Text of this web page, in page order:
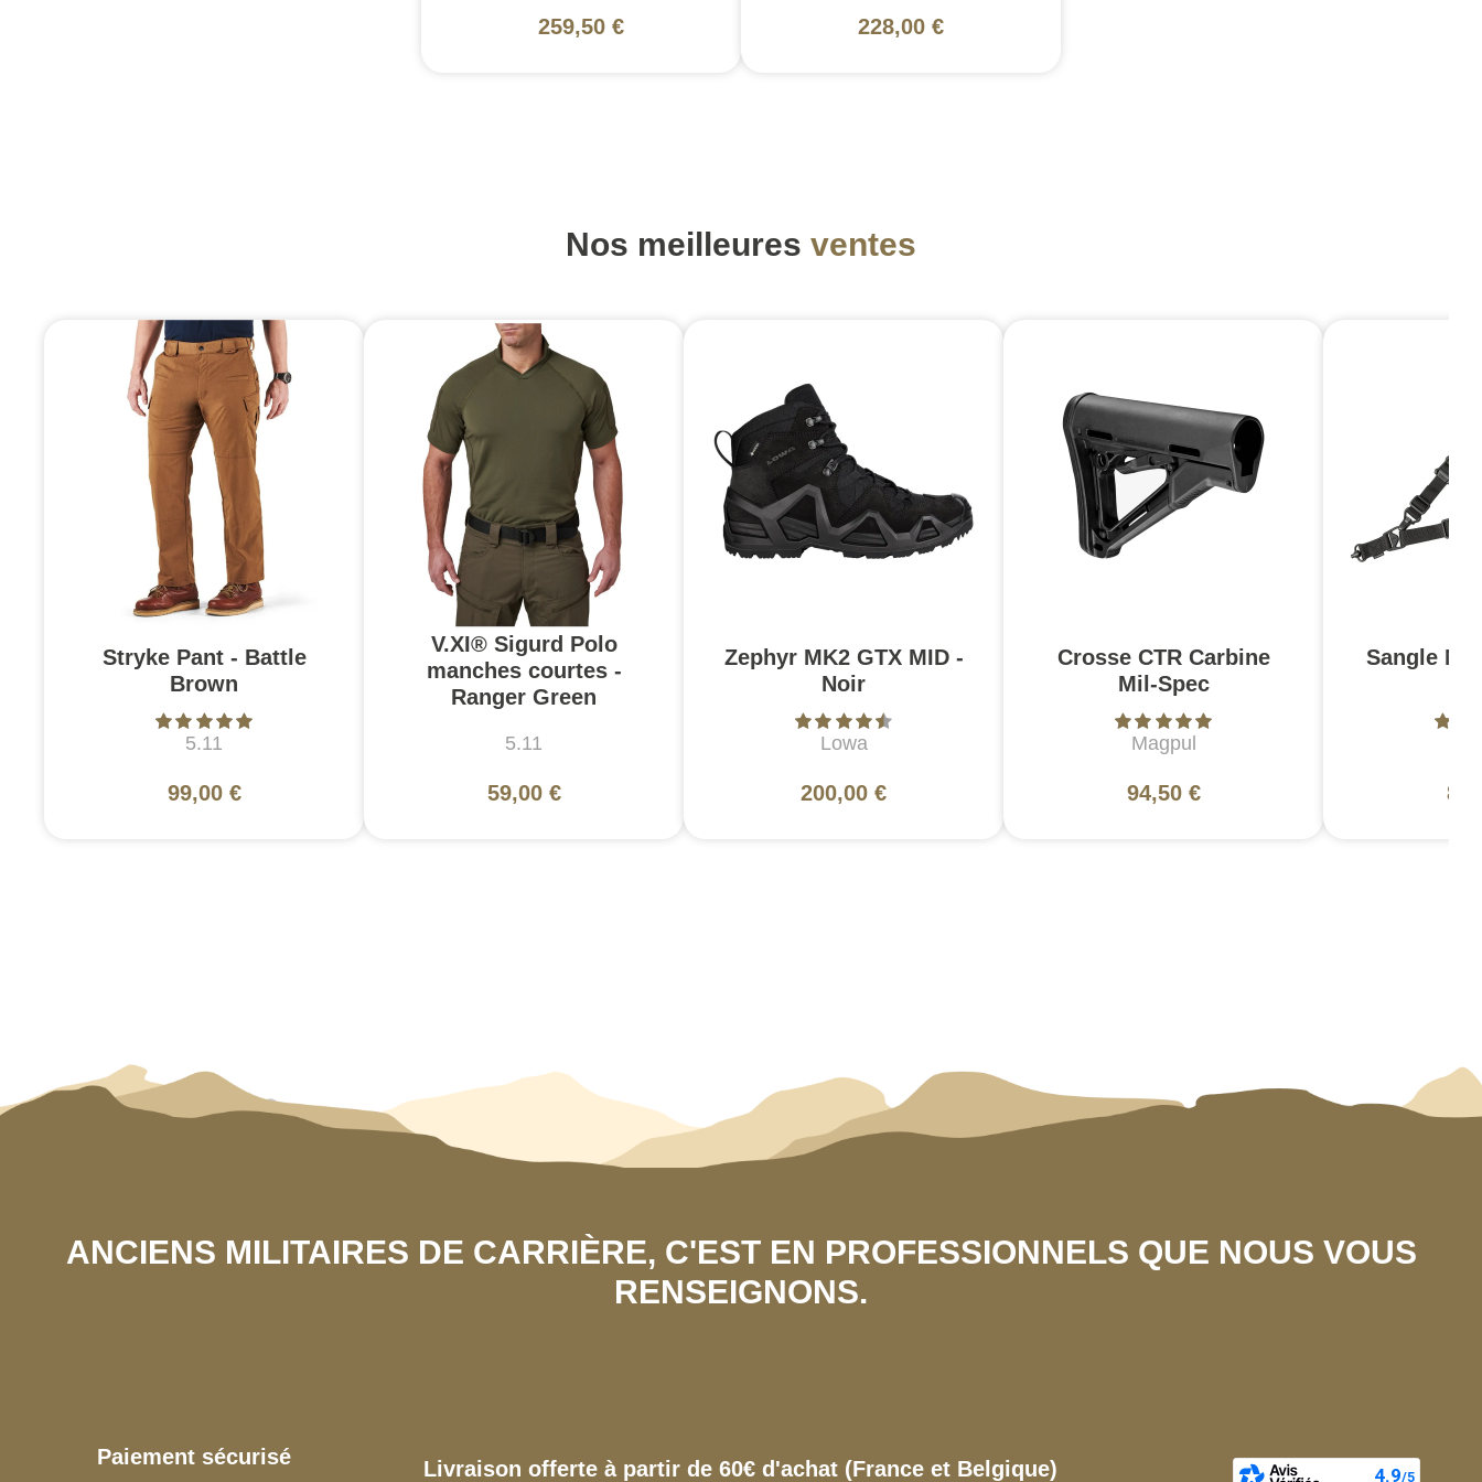
259,50 € 228,00 €
Nos meilleures ventes
Stryke Pant - Battle
Brown
5.11
99,00 €
V.XI® Sigurd Polo
manches courtes -
Ranger Green
5.11
59,00 €
Zephyr MK2 GTX MID -
Noir
Lowa
200,00 €
Crosse CTR Carbine
Mil-Spec
Magpul
94,50 €
Sangle
ANCIENS MILITAIRES DE CARRIÈRE, C'EST EN PROFESSIONNELS QUE NOUS VOUS
RENSEIGNONS.
Paiement sécurisé Livraison offerte à partir de 60€ d'achat (France et Belgique)